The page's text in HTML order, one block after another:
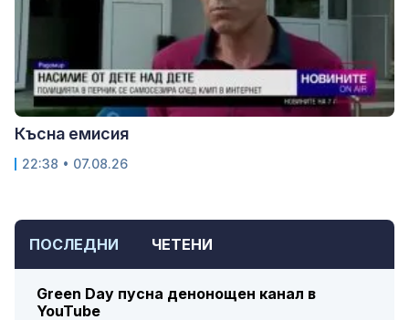
ПОСЛЕДНИ ЧЕТЕНИ
Green Day пусна денонощен канал в
YouTube
Късна емисия
22:38 • 07.08.26